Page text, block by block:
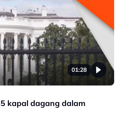
01:28
kapal dagang dalam